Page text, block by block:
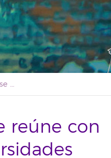
El ministro Joan Subirats se reúne con miembros de las dos universidades públicas canarias
reúne con